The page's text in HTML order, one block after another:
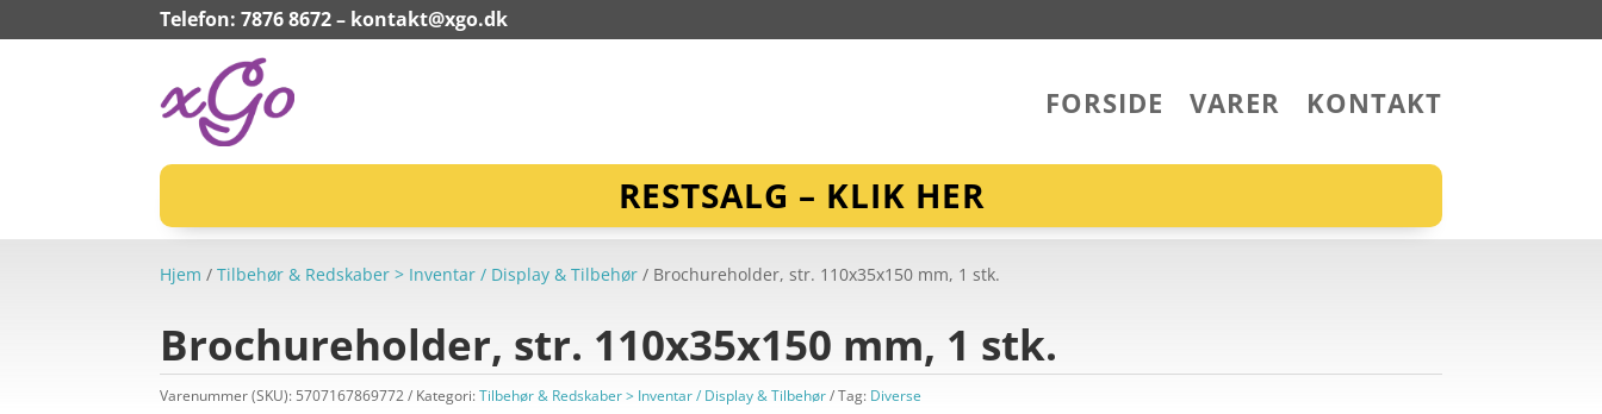
Telefon: 7876 8672 – kontakt@xgo.dk
FORSIDE VARER KONTAKT
RESTSALG – KLIK HER
Hjem /Tilbehør & Redskaber > Inventar / Display & Tilbehør / Brochureholder, str. 110x35x150 mm, 1 stk.
Brochureholder, str. 110x35x150 mm, 1 stk.
Varenummer (SKU): 5707167869772 Kategori:Tilbehør & Redskaber > Inventar / Display & Tilbehør Tag: Diverse